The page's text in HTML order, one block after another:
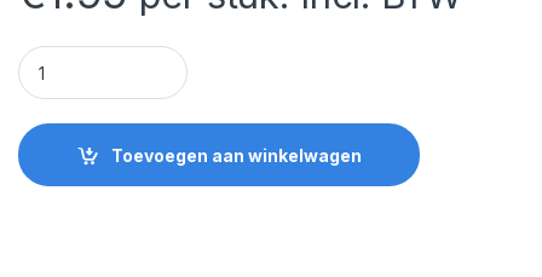
Knikkers Blue Dolphin 20 quantity
Toevoegen aan winkelwagen